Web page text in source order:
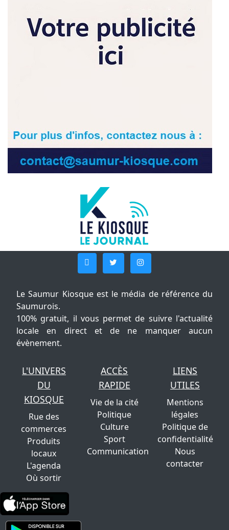
Le Saumur Kiosque est le média de référence du
Saumurois.
100% gratuit, il vous permet de suivre l'actualité
locale en direct et de ne manquer aucun
évènement.
L'UNIVERS
DU
KIOSQUE
Rue des
commerces
Produits
locaux
L'agenda
Où sortir
ACCÈS
RAPIDE
Vie de la cité
Politique
Culture
Sport
Communication
LIENS
UTILES
Mentions
légales
Politique de
confidentialité
Nous
contacter